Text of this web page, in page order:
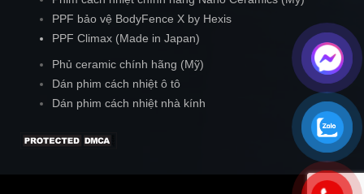
PPF bảo vệ BodyFence X by Hexis
PPF Climax (Made in Japan)
Phủ ceramic chính hãng (Mỹ)
Dán phim cách nhiệt ô tô
Dán phim cách nhiệt nhà kính